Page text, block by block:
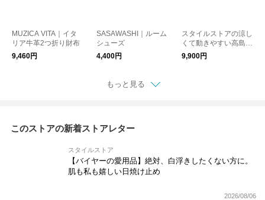
MUZICA VITA｜イタ
リア牛革2つ折り財布
9,460円
SASAWASHI｜ルーム
シューズ
4,400円
スタイルストアの涼し
くて動きやすい高島ち
ぢみパジャマ レディ
ース
9,900円
もっと見る
このストアの新着ストアレター
スタイルストア
【バイヤーの愛用品】絶対、白浮きしたくない方に。
肌も私も嬉しい日焼け止め
2026/08/06